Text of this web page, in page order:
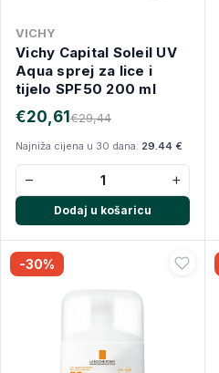
VICHY
Vichy Capital Soleil UV
Aqua sprej za lice i
tijelo SPF50 200 ml
€29,44
€20,61
Najniža cijena u 30 dana: 29.44 €
− +
Dodaj u košaricu
-30%